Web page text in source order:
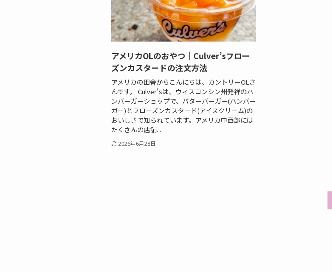
アメリカOLのおやつ｜Culver’sフロー
ズンカスタードの注文方法
アメリカの田舎からこんにちは、カントリーOLさ
んです。 Culver'sは、ウィスコンシン州発祥のハ
ンバーガーショップで、バターバーガー(ハンバー
ガー)とフローズンカスタード(アイスクリーム)の
おいしさで知られています。アメリカ中西部には
たくさんの店舗...
2026年6月28日